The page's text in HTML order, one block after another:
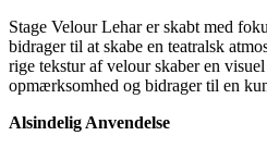
Stage Velour Lehar er skabt med
bidrager til at skabe en teatralsk
rige tekstur af velour skaber en
opmærksomhed og bidrager til en
Alsindelig Anvendelse